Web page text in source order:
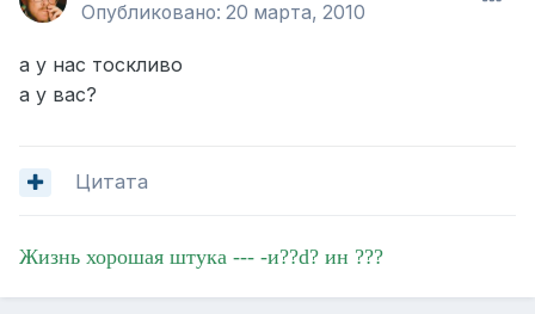
Опубликовано: 20 марта, 2010
а у нас тоскливо
а у вас?
Цитата
Жизнь хорошая штука --- -и??d? ин ???